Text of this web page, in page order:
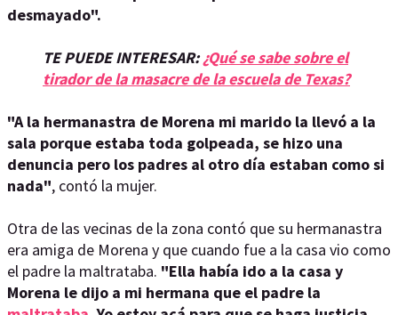
desmayado".
TE PUEDE INTERESAR:¿Qué se sabe sobre el
tirador de la masacre de la escuela de Texas?
"A la hermanastra de Morena mi marido la llevó a la
sala porque estaba toda golpeada, se hizo una
denuncia pero los padres al otro día estaban como si
nada", contó la mujer.
Otra de las vecinas de la zona contó que su hermanastra
era amiga de Morena y que cuando fue a la casa vio como
el padre la maltrataba. "Ella había ido a la casa y
Morena le dijo a mi hermana que el padre la